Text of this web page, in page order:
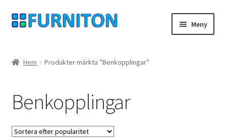
Hoppa
till
Hoppa
till
Meny
Integritet
ångerrätt
Hem Produkter märkta ”Benkopplingar”
Benkopplingar